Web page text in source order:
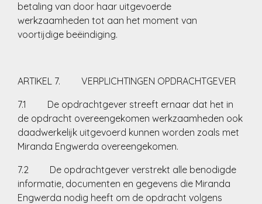
betaling van door haar uitgevoerde
werkzaamheden tot aan het moment van
voortijdige beëindiging.
ARTIKEL 7. VERPLICHTINGEN OPDRACHTGEVER
7.1 De opdrachtgever streeft ernaar dat het in
de opdracht overeengekomen werkzaamheden ook
daadwerkelijk uitgevoerd kunnen worden zoals met
Miranda Engwerda overeengekomen.
7.2 De opdrachtgever verstrekt alle benodigde
informatie, documenten en gegevens die Miranda
Engwerda nodig heeft om de opdracht volgens